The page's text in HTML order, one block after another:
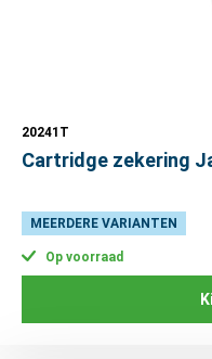
20241T
Cartridge zekering
MEERDERE VARIANTEN
Op voorraad